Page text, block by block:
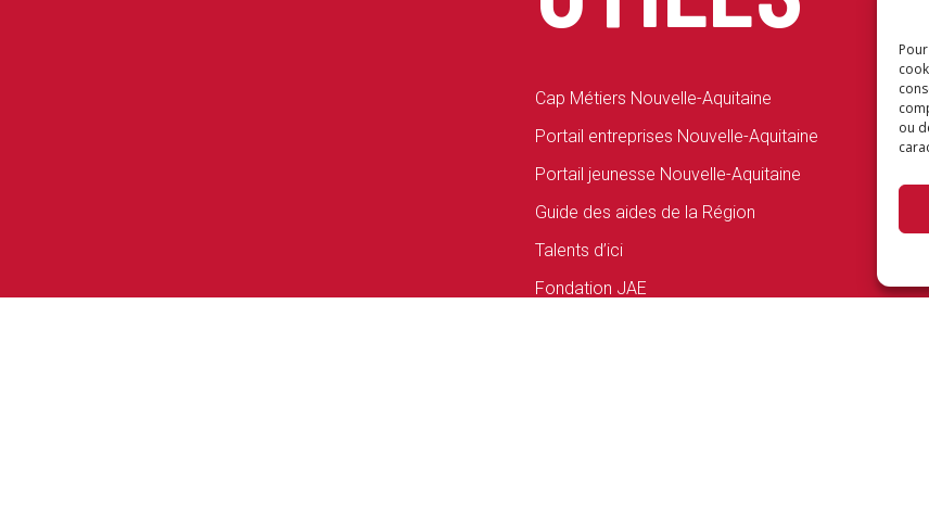
ou
Cap Métiers Nouvelle-Aquitaine
Portail entreprises Nouvelle-Aquitaine
Portail jeunesse Nouvelle-Aquitaine
Guide des aides de la Région
Talents d’ici
Fondation JAE